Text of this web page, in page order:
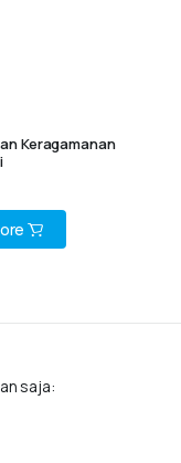
Keragamanan
saja: